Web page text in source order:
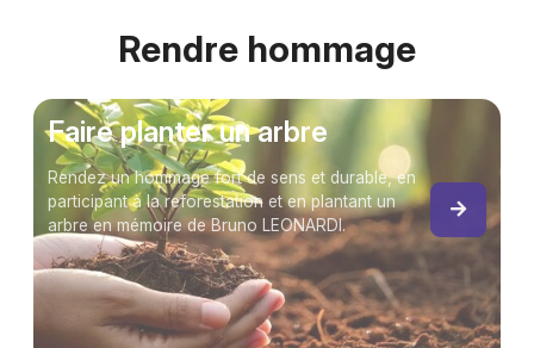
Rendre hommage
Faire planter un arbre
Rendez un hommage fort de sens et durable, en
participant à la reforestation et en plantant un
arbre en mémoire de Bruno LEONARDI.